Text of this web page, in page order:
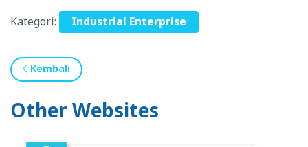
Kategori: Industrial Enterprise
Kembali
Other Websites